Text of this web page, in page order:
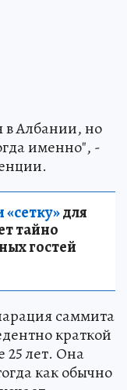
в Албании, но
именно", -
для
тайно
гостей
саммита
краткой
25 лет. Она
как обычно